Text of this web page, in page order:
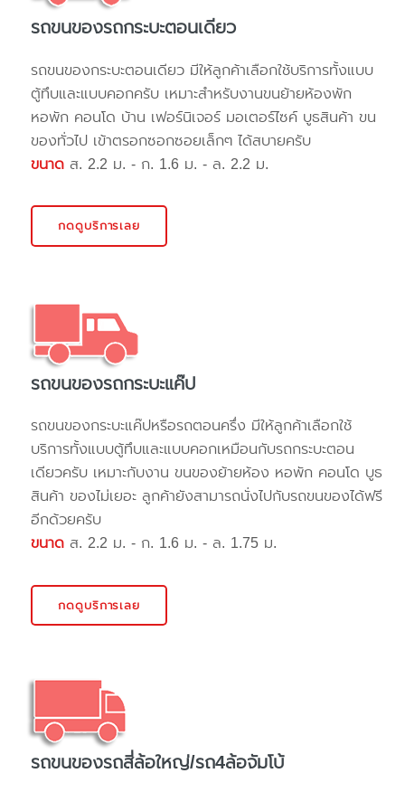
รถขนของรถกระบะตอนเดียว
รถขนของกระบะตอนเดียว มีให้ลูกค้าเลือกใช้บริการทั้งแบบ
ตู้ทึบและแบบคอกครับ เหมาะสำหรับงานขนย้ายห้องพัก
หอพัก คอนโด บ้าน เฟอร์นิเจอร์ มอเตอร์ไซค์ บูธสินค้า ขน
ของทั่วไป เข้าตรอกซอกซอยเล็กๆ ได้สบายครับ
ขนาด ส. 2.2 ม. - ก. 1.6 ม. - ล. 2.2 ม.
กดดูบริการเลย
รถขนของรถกระบะแค๊ป
รถขนของกระบะแค๊ปหรือรถตอนครึ่ง มีให้ลูกค้าเลือกใช้
บริการทั้งแบบตู้ทึบและแบบคอกเหมือนกับรถกระบะตอน
เดียวครับ เหมาะกับงาน ขนของย้ายห้อง หอพัก คอนโด บูธ
สินค้า ของไม่เยอะ ลูกค้ายังสามารถนั่งไปกับรถขนของได้ฟรี
อีกด้วยครับ
ขนาด ส. 2.2 ม. - ก. 1.6 ม. - ล. 1.75 ม.
กดดูบริการเลย
รถขนของรถสี่ล้อใหญ่/รถ4ล้อจัมโบ้